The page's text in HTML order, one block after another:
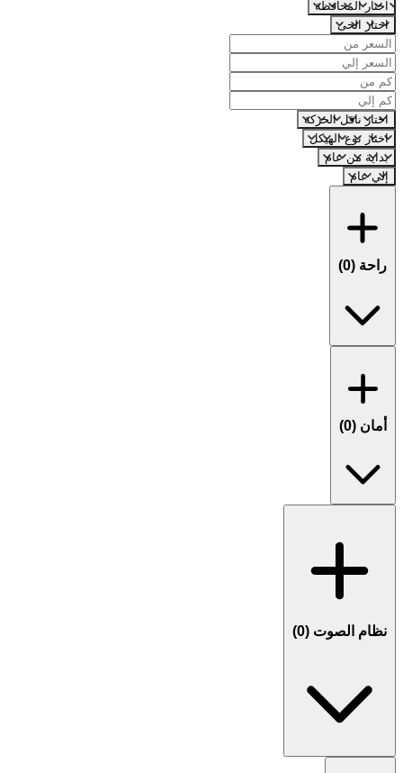
اختار المحافظة
اختار الحى
اختار ناقل الحركة
اختار نوع الهيكل
بداية من عام
إلي عام
راحة (0
)
أمان (0
)
نظام الصوت (0
)